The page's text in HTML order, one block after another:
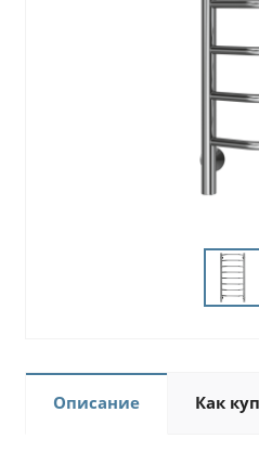
Описание Как